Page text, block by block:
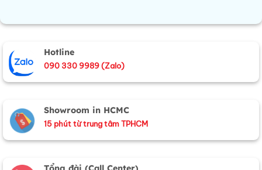
Hotline
090 330 9989 (Zalo)
Showroom in HCMC
15 phút từ trung tâm TPHCM